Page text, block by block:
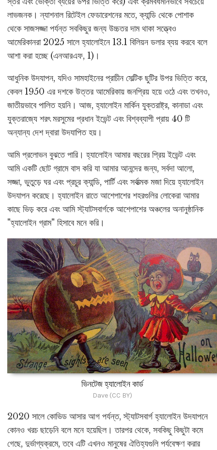
লাভজনক। ন্যাশনাল রিটেইল ফেডারেশনের মতে, ক্যান্ডি থেকে পোশাক
থেকে সাজসজ্জা পর্যন্ত সবকিছুর জন্য উচ্চতর দাম থাকা সত্ত্বেও
আমেরিকানরা 2025 সালে হ্যালোইনে 13.1 বিলিয়ন ডলার ব্যয় করবে বলে
আশা করা হচ্ছে (এনআরএফ, 1)।
আধুনিক উদযাপন, যদিও সামহাইনের প্রাচীন সেল্টিক ছুটির উপর ভিত্তি করে,
কেবল 1950 এর দশকে উত্তর আমেরিকায় জনপ্রিয় হয়ে ওঠে এবং তখনও,
জাতীয়ভাবে পালিত হয়নি। আজ, হ্যালোইন মার্কিন যুক্তরাষ্ট্র, কানাডা এবং
যুক্তরাজ্যে শরৎ মরসুমের প্রধান ইভেন্ট এবং বিশ্বব্যাপী প্রায় 40 টি
অন্যান্য দেশ দ্বারা উদযাপিত হয়।
আমি প্রলোভন বুঝতে পারি। হ্যালোইন আমার বছরের প্রিয় ইভেন্ট এবং
আমি একটি ছোট গ্রামে বাস করি যা আমার আনন্দের জন্য, সর্বদা আলো,
সজ্জা, ভুতুড়ে ঘর এবং প্রচুর ক্যান্ডি, পার্টি এবং সর্বাত্মক মজা দিয়ে হ্যালোইন
উদযাপন করেছে। হ্যালোইন রাতে আশেপাশের শহরগুলির লোকেরা আমার
কাছে ভিড় করে এবং আমি স্ট্যাটসবার্গকে আশেপাশের অঞ্চলের অনানুষ্ঠানিক
"হ্যালোইন গ্রাম" হিসাবে মনে করি।
ভিনটেজ হ্যালোইন কার্ড
Dave (CC BY)
2020 সালে কোভিড আসার আগ পর্যন্ত, স্ট্যাটসবার্গ হ্যালোইন উদযাপনে
কোনও খরচ ছাড়েনি বলে মনে হয়েছিল। তারপর থেকে, সবকিছু কিছুটা কমে
গেছে, দুর্ভাগ্যক্রমে, তবে এটি এখনও মানুষের ঐতিহ্যগুলি পর্যবেক্ষণ করার